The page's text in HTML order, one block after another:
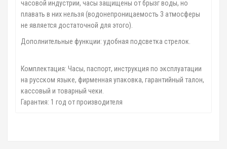
часовой индустрии, часы защищены от брызг воды, но
плавать в них нельзя (водонепроницаемость 3 атмосферы
не является достаточной для этого).
Дополнительные функции: удобная подсветка стрелок.
Комплектация: Часы, паспорт, инструкция по эксплуатации
на русском языке, фирменная упаковка, гарантийный талон,
кассовый и товарный чеки.
Гарантия: 1 год от производителя